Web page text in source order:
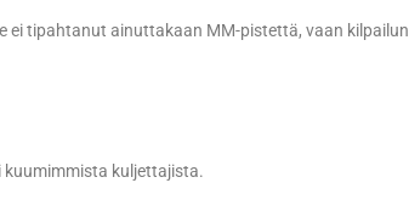
ei tipahtanut ainuttakaan MM-pistettä, vaan kilpailun
kuumimmista kuljettajista.